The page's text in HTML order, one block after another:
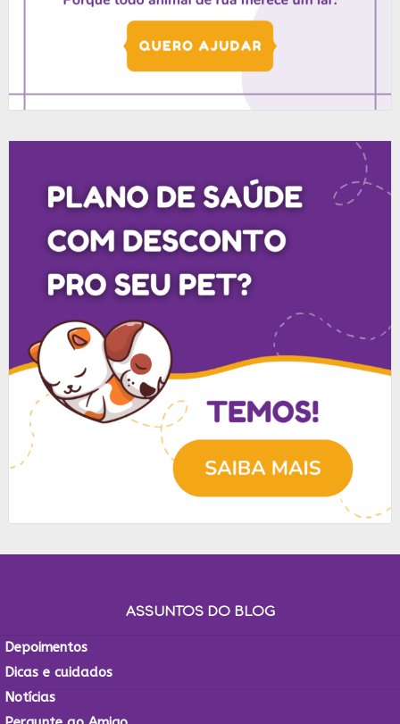
ASSUNTOS DO BLOG
Depoimentos
Dicas e cuidados
Notícias